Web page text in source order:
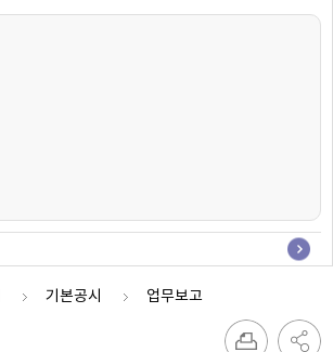
기본공시 업무보고